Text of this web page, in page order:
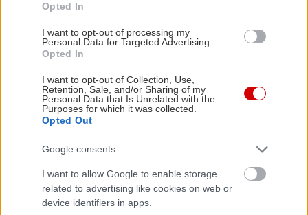
Opted In
I want to opt-out of processing my
Personal Data for Targeted Advertising.
Opted In
I want to opt-out of Collection, Use,
Retention, Sale, and/or Sharing of my
Personal Data that Is Unrelated with the
Purposes for which it was collected.
Opted Out
Google consents
I want to allow Google to enable storage
related to advertising like cookies on web or
device identifiers in apps.
Συγγραφέας: Γιάννης Ρίτσος
Επιμέλεια επιλογής κειμένων & ποιημάτων /
Σκηνοθεσία: Εμμανουήλ Γ. Μαύρος
Θεοδωράκης, Θάνος Μικρούτσικος, Λούντβιχ Βαν
Μπετόβεν, Allen Grey
Σκηνικά – Art Director: Ρένα Σανταμούρη με την
RS Architecture + Design Studio
Φωτισμοί / Φωτογράφιση: Χριστίνα
Φυλακτοπούλου
Κινησιολογία: Δάφνη Μαρκάκη, Εύη Καρακώστα